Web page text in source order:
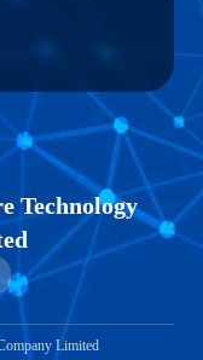
Technology
Limited